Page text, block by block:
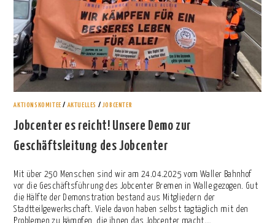
AKTIONSKOMITEE /AKTUELLES / JOBCENTER
Jobcenter es reicht! Unsere Demo zur
Geschäftsleitung des Jobcenter
Mit über 250 Menschen sind wir am 24.04.2025 vom Waller Bahnhof
vor die Geschäftsführung des Jobcenter Bremen in Walle gezogen. Gut
die Hälfte der Demonstration bestand aus Mitgliedern der
Stadtteilgewerkschaft. Viele davon haben selbst tagtäglich mit den
Problemen zu kämpfen, die ihnen das Jobcenter macht.…